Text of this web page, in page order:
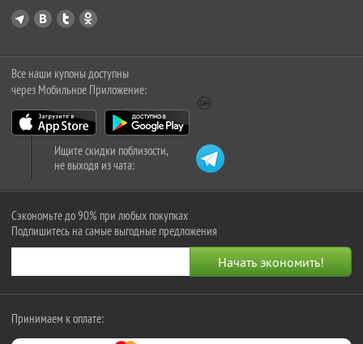
Все наши купоны доступны
через Мобильное Приложение:
Ищите скидки поблизости,
не выходя из чата:
Сэкономьте до 90% при любых покупках
Подпишитесь на самые выгодные предложения
Принимаем к оплате: